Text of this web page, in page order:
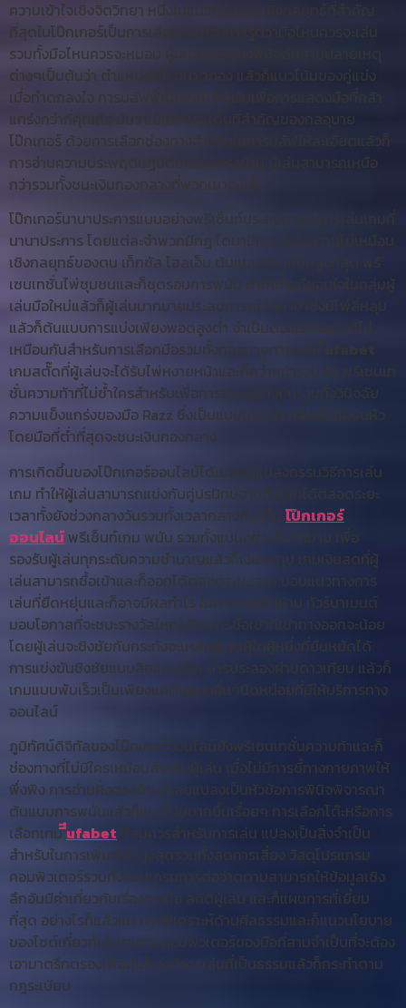
ความเข้าใจเชิงจิตวิทยา หนึ่งในแนวความคิดเชิงกลยุทธ์ที่สำคัญ
ที่สุดในโป๊กเกอร์เป็นการเลือกมือ หรือการรู้ดีว่ามือไหนควรจะเล่น
รวมทั้งมือไหนควรจะหมอบ ผู้เล่นยังจำต้องพินิจต้นสายปลายเหตุ
ต่างๆเป็นต้นว่า ตำแหน่งโต๊ะ ขนาดกอง แล้วก็แนวโน้มของคู่แข่ง
เมื่อทำตกลงใจ การบลัฟฟ์เป็นศิลป์สำหรับเพื่อการแสดงมือที่กล้า
แกร่งกว่าที่คุณถือ นับว่าเป็นอีกประเด็นที่สำคัญของกลอุบาย
โป๊กเกอร์ ด้วยการเลือกช่องทางสำหรับในการบลัฟให้ละเอียดแล้วก็
การอ่านความประพฤติปฏิบัติของฝั่งตรงข้าม ผู้เล่นสามารถเหนือ
กว่ารวมทั้งชนะเงินกองกลางที่พวกเขาจะแพ้
โป๊กเกอร์นานาประการแบบอย่างพรีเซ็นท์ประสบการณ์การเล่นเกมที่
นานาประการ โดยแต่ละจำพวกมีกฎ ไดนามิก รวมทั้งความไม่เหมือน
เชิงกลยุทธ์ของตน เท็กซัส โฮลเอ็ม ต้นแบบยอดนิยมสูงที่สุด พรี
เซนเทชั่นไพ่ชุมชนและก็ชุดรอบการพนัน ทำให้เป็นที่ชอบใจในกลุ่มผู้
เล่นมือใหม่แล้วก็ผู้เล่นมากมายประสบการณ์ โอมาฮาซึ่งมีไพ่สี่หลุม
แล้วก็ต้นแบบการแบ่งเพียงพอตสูงต่ำ จำเป็นต้องใช้หนทางที่ไม่
เหมือนกันสำหรับการเลือกมือรวมทั้งกลอุบายการพนันีีufabet
เกมสตั๊ดที่ผู้เล่นจะได้รับไพ่หงายหน้าและก็คว่ำหน้ารวมกัน พรีเซนเท
ชั่นความท้าที่ไม่ซ้ำใครสำหรับเพื่อการอ่านคู่แข่งขันรวมทั้งวินิจฉัย
ความแข็งแกร่งของมือ Razz ซึ่งเป็นแบบบอลต่ำ กลับชั้นมือบนหัว
โดยมือที่ต่ำที่สุดจะชนะเงินกองกลาง
การเกิดขึ้นของโป๊กเกอร์ออนไลน์ได้เปลี่ยนแปลงกรรมวิธีการเล่น
เกม ทำให้ผู้เล่นสามารถแข่งกับคู่ปรปักษ์จากทั้งโลกได้ตลอดระยะ
เวลาทั้งยังช่วงกลางวันรวมทั้งเวลากลางคืน เว็บ โป๊กเกอร์
ออนไลน์พรีเซ็นท์เกม พนัน รวมทั้งแบบอย่างที่มากมาย เพื่อ
รองรับผู้เล่นทุกระดับความชำนาญแล้วก็เงินลงทุน เกมเงินสดที่ผู้
เล่นสามารถซื้อเข้าและก็ออกได้ตลอดระยะเวลา มอบแนวทางการ
เล่นที่ยืดหยุ่นและก็อาจมีผลกำไร ในทางตรงกันข้าม ทัวร์นาเมนต์
มอบโอกาสที่จะชนะรางวัลใหญ่ด้วยการซื้อเข้าที่เข้าทางออกจะน้อย
โดยผู้เล่นจะชิงชัยกันกระทั่งจะเหลือผู้เล่นผู้ใดผู้หนึ่งที่ยืนหยัดได้
การแข่งขันชิงชัยแบบสิทแอนด์โก การประลองผ่านดาวเทียม แล้วก็
เกมแบบพับเร็วเป็นเพียงแค่ต้นแบบอื่นๆนิดหน่อยที่มีให้บริการทาง
ออนไลน์
ภูมิทัศน์ดิจิทัลของโป๊กเกอร์ออนไลน์ยังพรีเซนเทชั่นความท้าและก็
ช่องทางที่ไม่มีใครเหมือนสำหรับผู้เล่น เมื่อไม่มีการชี้ทางกายภาพให้
พึ่งพิง การอ่านฝั่งตรงข้ามก็เลยแปลงเป็นหัวข้อการพินิจพิจารณา
ต้นแบบการพนันแล้วก็แนวโน้มมากขึ้นเรื่อยๆ การเลือกโต๊ะหรือการ
เลือกเกมีีufabet ที่สมควรสำหรับการเล่น แปลงเป็นสิ่งจำเป็น
สำหรับในการเพิ่มกำไรสูงสุดรวมทั้งลดการเสี่ยง วัสดุโปรแกรม
คอมพิวเตอร์รวมทั้งโปรแกรมการต่อว่าดตามสามารถให้ข้อมูลเชิง
ลึกอันมีค่าเกี่ยวกับเรื่องราวมือ สถิติผู้เล่น และก็แผนการที่เยี่ยม
ที่สุด อย่างไรก็แล้วแต่ การพิเคราะห์ด้านศีลธรรมและก็แนวนโยบาย
ของไซต์เกี่ยวกับโปรแกรมคอมพิวเตอร์ของมือที่สามจำเป็นที่จะต้อง
เอามาตรึกตรองเพื่อมั่นใจว่ามีการเล่นที่เป็นธรรมแล้วก็กระทำตาม
กฎระเบียบ